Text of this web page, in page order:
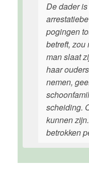
De dader
pogingen
betreft, zou
man slaat
haar
nemen,
scheiding.
kunnen
betrokken